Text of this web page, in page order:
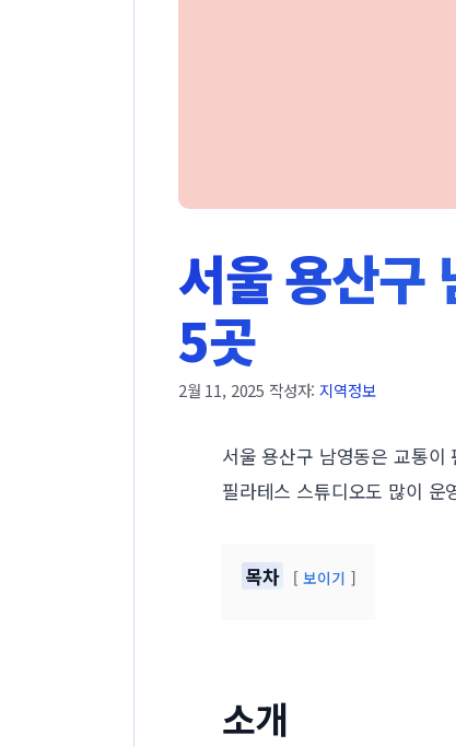
서울 용산구
5곳
2월 11, 2025 작성자:지역정보
서울 용산구 남영동은 교통
필라테스 스튜디오도 많이 운
목차 보이기
소개